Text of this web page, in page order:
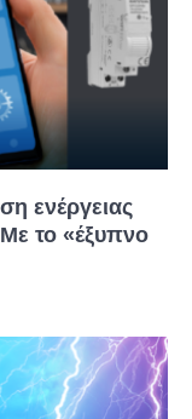
ενέργειας
το «έξυπνο